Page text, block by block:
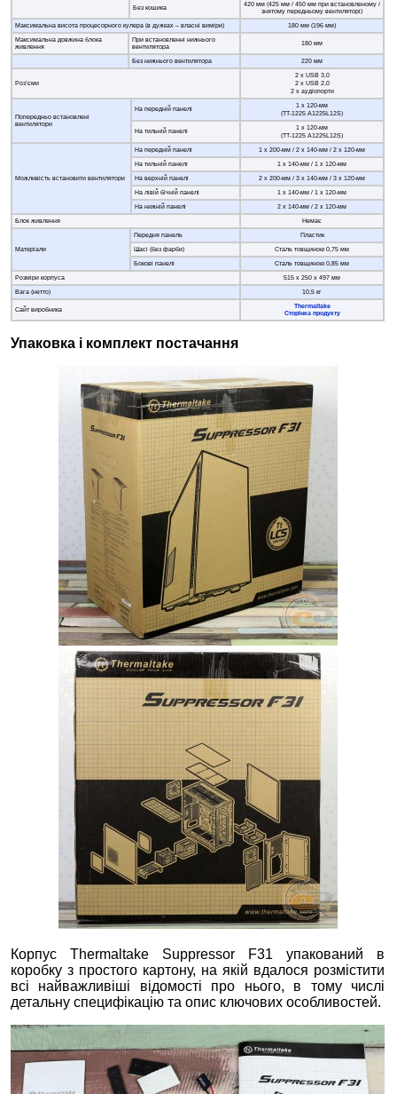
Без кошика
420 мм (425 мм / 450 мм при встановленому /
знятому передньому вентиляторі)
Максимальна висота процесорного кулера (в дужках – власні виміри)
180 мм (196 мм)
Максимальна довжина блока
живлення
При встановленні нижнього
вентилятора
180 мм
Без нижнього вентилятора 220 мм
Роз’єми
2 x USB 3.0
2 x USB 2.0
2 х аудіопорти
Попередньо встановлені
вентилятори
На передній панелі
1 х 120-мм
(TT-1225 A1225L12S)
На тильній панелі
1 х 120-мм
(TT-1225 A1225L12S)
Можливість встановити вентилятори
На передній панелі
1 х 200-мм / 2 х 140-мм / 2 х 120-мм
На тильній панелі
1 х 140-мм / 1 х 120-мм
На верхній панелі
2 х 200-мм / 3 х 140-мм / 3 х 120-мм
На лівій бічній панелі
1 х 140-мм / 1 х 120-мм
На нижній панелі
2 х 140-мм / 2 х 120-мм
Блок живлення
Немає
Матеріали
Передня панель
Пластик
Шасі (без фарби)
Сталь товщиною 0,75 мм
Бокові панелі
Сталь товщиною 0,85 мм
Розміри корпуса
515 х 250 х 497 мм
Вага (нетто)
10,5 кг
Сайт виробника
Thermaltake
Сторінка продукту
Упаковка і комплект постачання
Корпус Thermaltake Suppressor F31 упакований в
коробку з простого картону, на якій вдалося розмістити
всі найважливіші відомості про нього, в тому числі
детальну специфікацію та опис ключових особливостей.